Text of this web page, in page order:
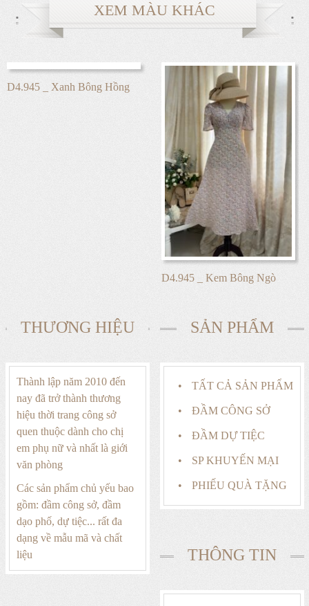
XEM MÀU KHÁC
D4.945 _ Xanh Bông Hồng
D4.945 _ Kem Bông Ngò
THƯƠNG HIỆU
Thành lập năm 2010 đến
nay đã trở thành thương
hiệu thời trang công sở
quen thuộc dành cho chị
em phụ nữ và nhất là giới
văn phòng
Các sản phẩm chủ yếu bao
gồm: đầm công sở, đầm
dạo phố, dự tiệc... rất đa
dạng về mẫu mã và chất
liệu
SẢN PHẨM
TẤT CẢ SẢN PHẨM
ĐẦM CÔNG SỞ
ĐẦM DỰ TIỆC
SP KHUYẾN MẠI
PHIẾU QUÀ TẶNG
THÔNG TIN